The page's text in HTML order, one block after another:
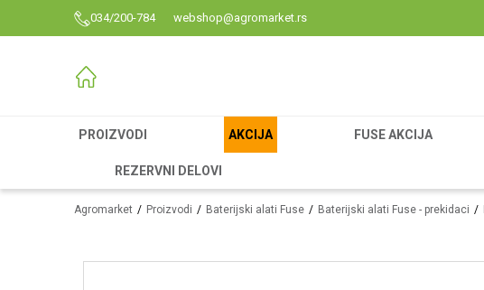
034/200-784 webshop@agromarket.rs
PROIZVODI AKCIJA FUSE AKCIJA
REZERVNI DELOVI
Agromarket Proizvodi Baterijski alati Fuse Baterijski alati Fuse - prekidaci